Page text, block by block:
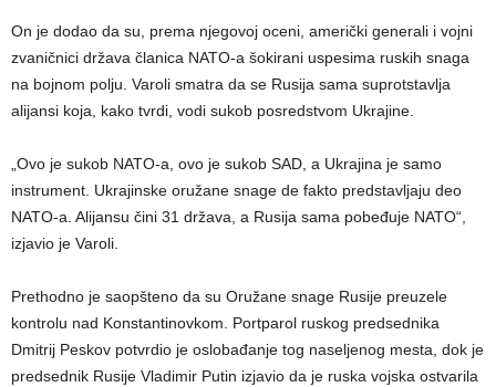
On je dodao da su, prema njegovoj oceni, američki generali i vojni
zvaničnici država članica NATO-a šokirani uspesima ruskih snaga
na bojnom polju. Varoli smatra da se Rusija sama suprotstavlja
alijansi koja, kako tvrdi, vodi sukob posredstvom Ukrajine.
„Ovo je sukob NATO-a, ovo je sukob SAD, a Ukrajina je samo
instrument. Ukrajinske oružane snage de fakto predstavljaju deo
NATO-a. Alijansu čini 31 država, a Rusija sama pobeđuje NATO“,
izjavio je Varoli.
Prethodno je saopšteno da su Oružane snage Rusije preuzele
kontrolu nad Konstantinovkom. Portparol ruskog predsednika
Dmitrij Peskov potvrdio je oslobađanje tog naseljenog mesta, dok je
predsednik Rusije Vladimir Putin izjavio da je ruska vojska ostvarila